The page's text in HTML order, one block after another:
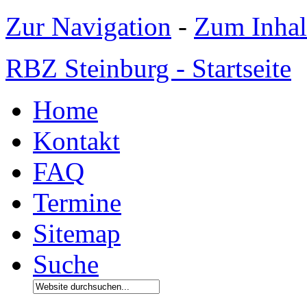
Zur Navigation - Zum
RBZ Steinburg - Startseite
Home
Kontakt
FAQ
Termine
Sitemap
Suche